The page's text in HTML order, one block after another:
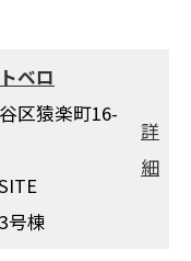
ベロ
区猿楽町16-
号棟
詳
細